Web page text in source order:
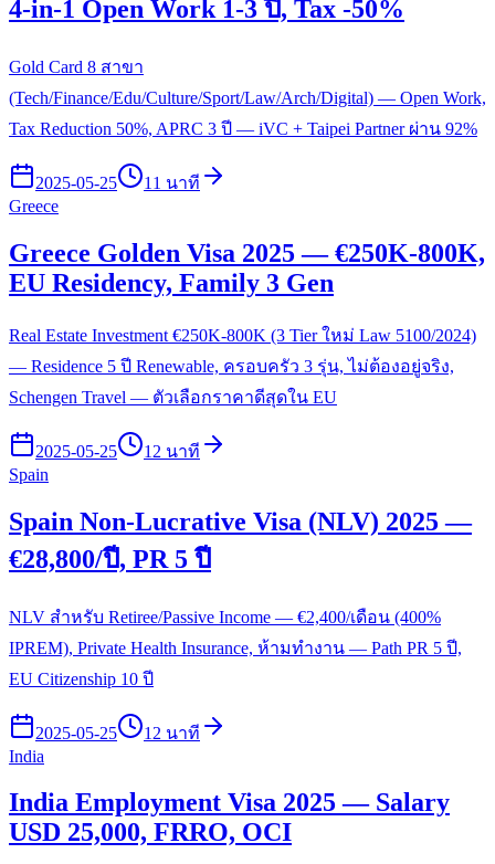
4-in-1 Open Work 1-3 ปี, Tax -50%
Gold Card 8 สาขา
(Tech/Finance/Edu/Culture/Sport/Law/Arch/Digital) — Open Work,
Tax Reduction 50%, APRC 3 ปี — iVC + Taipei Partner ผ่าน 92%
2025-05-25
11 นาที
Greece
Greece Golden Visa 2025 — €250K-800K,
EU Residency, Family 3 Gen
Real Estate Investment €250K-800K (3 Tier ใหม่ Law 5100/2024)
— Residence 5 ปี Renewable, ครอบครัว 3 รุ่น, ไม่ต้องอยู่จริง,
Schengen Travel — ตัวเลือกราคาดีสุดใน EU
2025-05-25
12 นาที
Spain
Spain Non-Lucrative Visa (NLV) 2025 —
€28,800/ปี, PR 5 ปี
NLV สำหรับ Retiree/Passive Income — €2,400/เดือน (400%
IPREM), Private Health Insurance, ห้ามทำงาน — Path PR 5 ปี,
EU Citizenship 10 ปี
2025-05-25
12 นาที
India
India Employment Visa 2025 — Salary
USD 25,000, FRRO, OCI